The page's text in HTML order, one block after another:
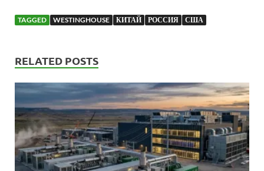
TAGGED WESTINGHOUSE КИТАЙ РОССИЯ США
RELATED POSTS